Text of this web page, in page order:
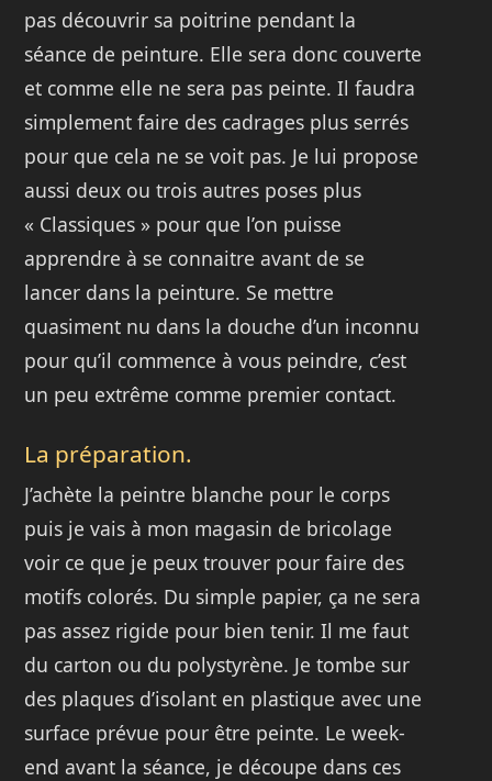
pas découvrir sa poitrine pendant la
séance de peinture. Elle sera donc couverte
et comme elle ne sera pas peinte. Il faudra
simplement faire des cadrages plus serrés
pour que cela ne se voit pas. Je lui propose
aussi deux ou trois autres poses plus
« Classiques » pour que l’on puisse
apprendre à se connaitre avant de se
lancer dans la peinture. Se mettre
quasiment nu dans la douche d’un inconnu
pour qu’il commence à vous peindre, c’est
un peu extrême comme premier contact.
La préparation.
J’achète la peintre blanche pour le corps
puis je vais à mon magasin de bricolage
voir ce que je peux trouver pour faire des
motifs colorés. Du simple papier, ça ne sera
pas assez rigide pour bien tenir. Il me faut
du carton ou du polystyrène. Je tombe sur
des plaques d’isolant en plastique avec une
surface prévue pour être peinte. Le week-
end avant la séance, je découpe dans ces